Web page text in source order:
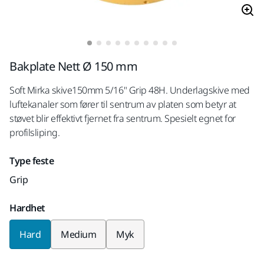
Bakplate Nett Ø 150 mm
Soft Mirka skive150mm 5/16" Grip 48H. Underlagskive med
luftekanaler som fører til sentrum av platen som betyr at
støvet blir effektivt fjernet fra sentrum. Spesielt egnet for
profilsliping.
Type feste
Grip
Hardhet
Hard Medium Myk